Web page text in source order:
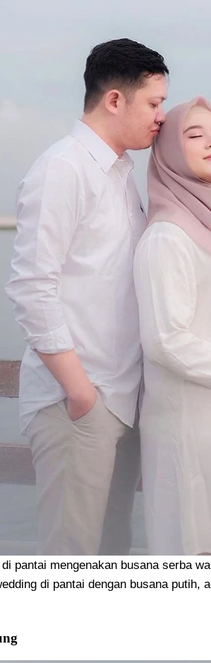
pantai mengenakan busana serba
di pantai dengan busana putih,